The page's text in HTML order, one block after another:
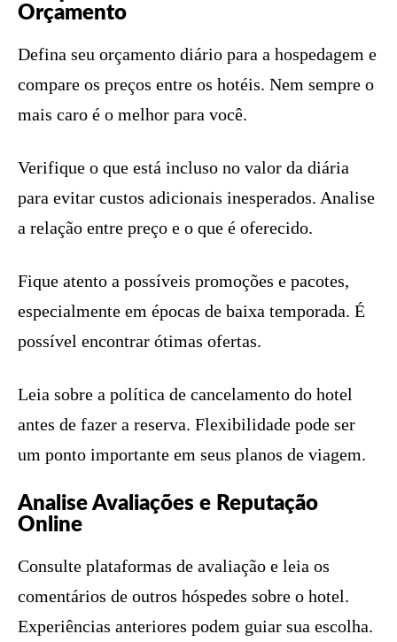
Orçamento
Defina seu orçamento diário para a hospedagem e
compare os preços entre os hotéis. Nem sempre o
mais caro é o melhor para você.
Verifique o que está incluso no valor da diária
para evitar custos adicionais inesperados. Analise
a relação entre preço e o que é oferecido.
Fique atento a possíveis promoções e pacotes,
especialmente em épocas de baixa temporada. É
possível encontrar ótimas ofertas.
Leia sobre a política de cancelamento do hotel
antes de fazer a reserva. Flexibilidade pode ser
um ponto importante em seus planos de viagem.
Analise Avaliações e Reputação
Online
Consulte plataformas de avaliação e leia os
comentários de outros hóspedes sobre o hotel.
Experiências anteriores podem guiar sua escolha.